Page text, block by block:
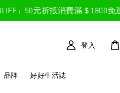
」50元折抵消費滿＄1800免運費
品牌 好好生活誌
登入